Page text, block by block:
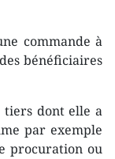
commande à
bénéficiaires
tiers dont elle a
par exemple
procuration ou